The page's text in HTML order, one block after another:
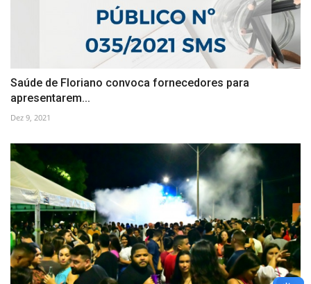
Saúde de Floriano convoca fornecedores para
apresentarem...
Dez 9, 2021